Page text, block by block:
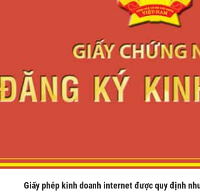
Giấy phép kinh doanh internet được quy định